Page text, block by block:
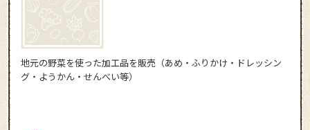
地元の野菜を使った加工品を販売（あめ・ふりかけ・ドレッシン
グ・ようかん・せんべい等）